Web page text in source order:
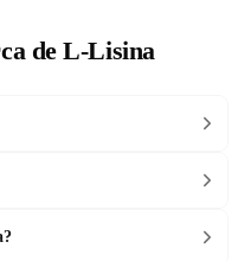
de L-Lisina